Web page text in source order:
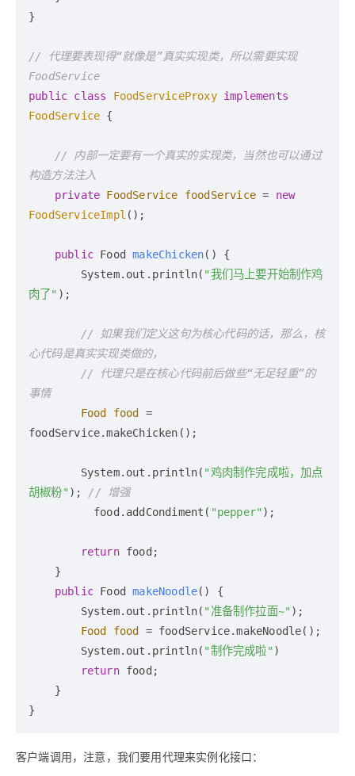
}
// 代理要表现得“就像是”真实实现类，所以需要实现
FoodService
public class FoodServiceProxy implements
FoodService {
// 内部一定要有一个真实的实现类，当然也可以通过
构造方法注入
private FoodService foodService =
new
FoodServiceImpl ();
public Food makeChicken()
{
        System.out.println(
"我们马上要开始制作鸡
肉了" );
// 如果我们定义这句为核心代码的话，那么，核
心代码是真实实现类做的，
// 代理只是在核心代码前后做些“无足轻重”的
事情
Food
food
=
foodService.makeChicken();
        System.out.println(
"鸡肉制作完成啦，加点
胡椒粉" ); // 增强
          food.addCondiment(
"pepper" );
return food;
public Food makeNoodle()
{
        System.out.println(
"准备制作拉面~" );
Food
food = foodService.makeNoodle();
        System.out.println(
"制作完成啦" )
return food;
客户端调用，注意，我们要用代理来实例化接口：